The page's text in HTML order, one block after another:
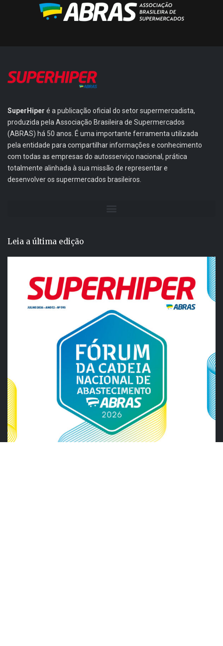
SuperHiper é a publicação oficial do setor supermercadista,
produzida pela Associação Brasileira de Supermercados
(ABRAS) há 50 anos. É uma importante ferramenta utilizada
pela entidade para compartilhar informações e conhecimento
com todas as empresas do autosserviço nacional, prática
totalmente alinhada à sua missão de representar e
desenvolver os supermercados brasileiros.
Leia a última edição